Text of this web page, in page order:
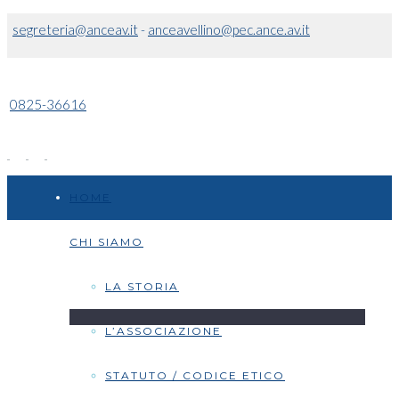
segreteria@anceav.it- anceavellino@pec.ance.av.it
0825-36616
CHI SIAMO
LA STORIA
L’ASSOCIAZIONE
STATUTO / CODICE ETICO